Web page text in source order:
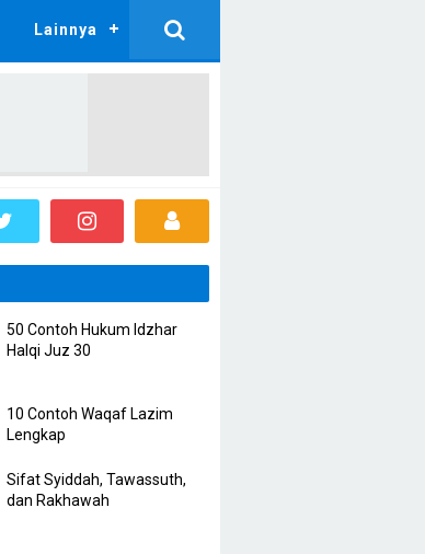
Lainnya
50 Contoh Hukum Idzhar
Halqi Juz 30
10 Contoh Waqaf Lazim
Lengkap
Sifat Syiddah, Tawassuth,
dan Rakhawah